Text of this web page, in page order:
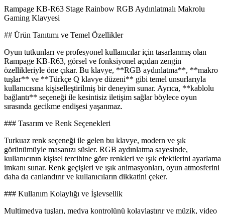
Rampage KB-R63 Stage Rainbow RGB Aydınlatmalı Makrolu
Gaming Klavyesi
## Ürün Tanıtımı ve Temel Özellikler
Oyun tutkunları ve profesyonel kullanıcılar için tasarlanmış olan
Rampage KB-R63, görsel ve fonksiyonel açıdan zengin
özellikleriyle öne çıkar. Bu klavye, **RGB aydınlatma**, **makro
tuşlar** ve **Türkçe Q klavye düzeni** gibi temel unsurlarıyla
kullanıcısına kişiselleştirilmiş bir deneyim sunar. Ayrıca, **kablolu
bağlantı** seçeneği ile kesintisiz iletişim sağlar böylece oyun
sırasında gecikme endişesi yaşanmaz.
### Tasarım ve Renk Seçenekleri
Turkuaz renk seçeneği ile gelen bu klavye, modern ve şık
görünümüyle masanızı süsler. RGB aydınlatma sayesinde,
kullanıcının kişisel tercihine göre renkleri ve ışık efektlerini ayarlama
imkanı sunar. Renk geçişleri ve ışık animasyonları, oyun atmosferini
daha da canlandırır ve kullanıcıların dikkatini çeker.
### Kullanım Kolaylığı ve İşlevsellik
Multimedya tuşları, medya kontrolünü kolaylaştırır ve müzik, video